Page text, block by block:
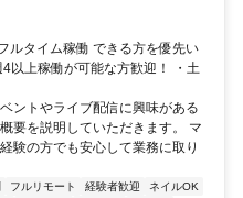
ルタイム稼働 できる方を優先い
以上稼働が可能な方歓迎！ ・土
ントやライブ配信に興味がある
要を説明していただきます。 マ
験の方でも安心して業務に取り
フルリモート 経験者歓迎
ネイルOK